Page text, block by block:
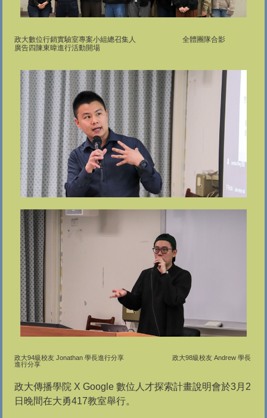
政大數位行銷實驗室專案小組總召集人 全體團隊合影
廣告四陳東暐進行活動開場
政大94級校友 Jonathan 學長進行分享 政大98級校友 Andrew 學長
進行分享
政大傳播學院 X Google 數位人才探索計畫說明會於3月2
日晚間在大勇417教室舉行。